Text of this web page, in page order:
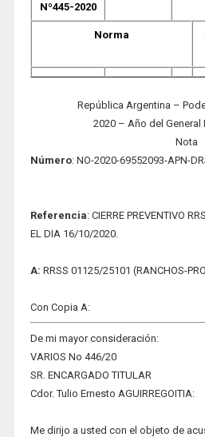
Nº445-2020
Norma
República Argentina –
2020 – Año del General
Nota
Número: NO-2020-69552093-APN-
Referencia: CIERRE PREVENTIVO
EL DIA 16/10/2020.
A: RRSS 01125/25101 (RANCHOS-
Con Copia A:
De mi mayor consideración:
VARIOS No 446/20
SR. ENCARGADO TITULAR
Cdor. Tulio Ernesto AGUIRREGOITIA:
Me dirijo a usted con el objeto de